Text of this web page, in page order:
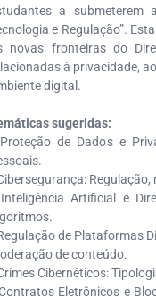
a submeterem
e Regulação”.
novas fronteiras do
à privacidade,
digital.
sugeridas:
de Dados e
Artificial e
de Plataformas
de conteúdo.
Cibernéticos:
Eletrônicos e